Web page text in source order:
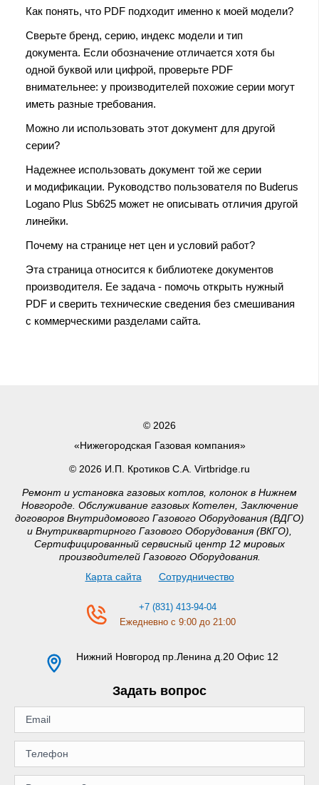
Как понять, что PDF подходит именно к моей модели?
Сверьте бренд, серию, индекс модели и тип
документа. Если обозначение отличается хотя бы
одной буквой или цифрой, проверьте PDF
внимательнее: у производителей похожие серии могут
иметь разные требования.
Можно ли использовать этот документ для другой
серии?
Надежнее использовать документ той же серии
и модификации. Руководство пользователя по Buderus
Logano Plus Sb625 может не описывать отличия другой
линейки.
Почему на странице нет цен и условий работ?
Эта страница относится к библиотеке документов
производителя. Ее задача - помочь открыть нужный
PDF и сверить технические сведения без смешивания
с коммерческими разделами сайта.
© 2026
«Нижегородская Газовая компания»
© 2026 И.П. Кротиков С.А. Virtbridge.ru
Ремонт и установка газовых котлов, колонок в Нижнем
Новгороде. Обслуживание газовых Котелен, Заключение
договоров Внутридомового Газового Оборудования (ВДГО)
и Внутриквартирного Газового Оборудования (ВКГО),
Сертифицированный сервисный центр 12 мировых
производителей Газового Оборудования.
Карта сайта
Сотрудничество
+7 (831) 413-94-04
Ежедневно с 9:00 до 21:00
Нижний Новгород пр.Ленина д.20 Офис 12
Задать вопрос